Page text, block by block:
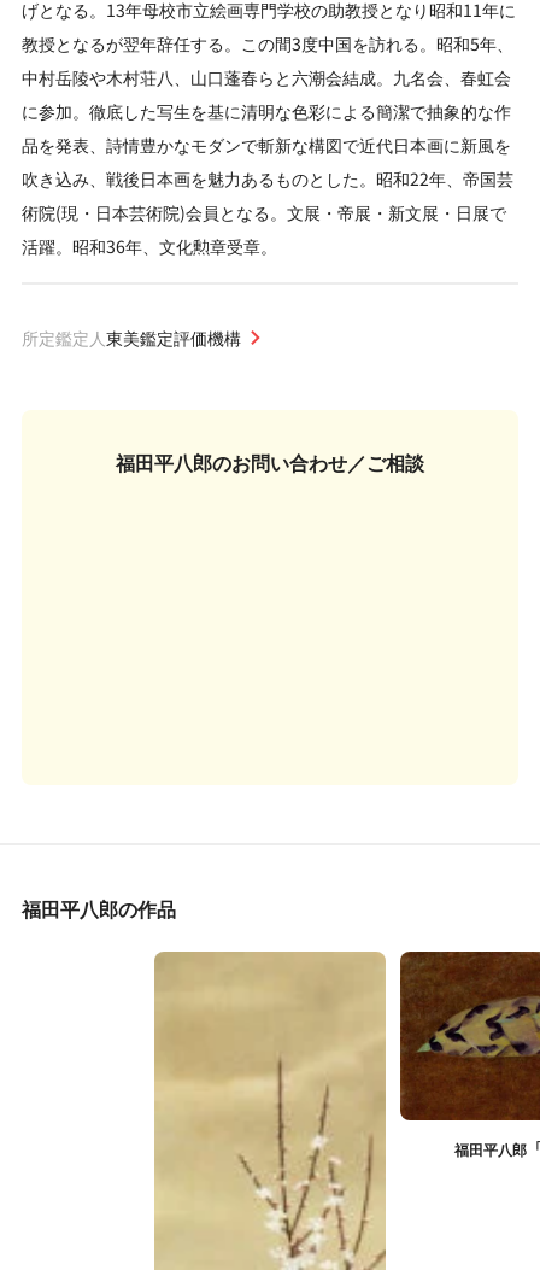
げとなる。13年母校市立絵画専門学校の助教授となり昭和11年に
教授となるが翌年辞任する。この間3度中国を訪れる。昭和5年、
中村岳陵や木村荘八、山口蓬春らと六潮会結成。九名会、春虹会
に参加。徹底した写生を基に清明な色彩による簡潔で抽象的な作
品を発表、詩情豊かなモダンで斬新な構図で近代日本画に新風を
吹き込み、戦後日本画を魅力あるものとした。昭和22年、帝国芸
術院(現・日本芸術院)会員となる。文展・帝展・新文展・日展で
活躍。昭和36年、文化勲章受章。
所定鑑定人東美鑑定評価機構
福田平八郎のお問い合わせ／ご相談
福田平八郎の作品
福田平八郎